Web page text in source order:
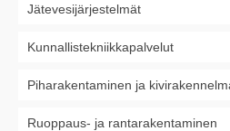
Jätevesijärjestelmät
Kunnallistekniikkapalvelut
Piharakentaminen ja
Ruoppaus- ja rantarakentaminen